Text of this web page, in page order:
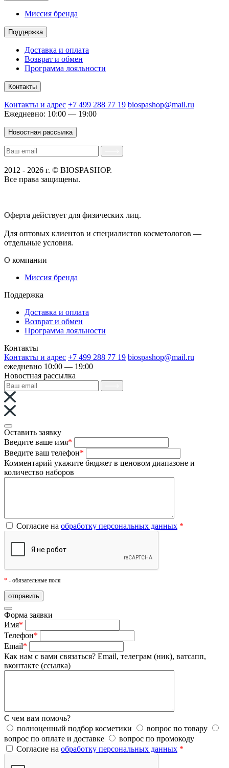
Миссия бренда
Поддержка
Доставка и оплата
Возврат и обмен
Программа лояльности
Контакты
Контакты и адрес +7 499 288 77 19 biospashop@mail.ru
Ежедневно: 10:00 — 19:00
Новостная рассылка
2012 - 2026 г. © BIOSPASHOP.
Все права защищены.
Оферта действует для физических лиц.
Для оптовых клиентов и специалистов косметологов —
отдельные условия.
О компании
Миссия бренда
Поддержка
Доставка и оплата
Возврат и обмен
Программа лояльности
Контакты
Контакты и адрес +7 499 288 77 19 biospashop@mail.ru
ежедневно 10:00 — 19:00
Новостная рассылка
Оставить заявку
Введите ваше имя*
Введите ваш телефон*
Комментарий укажите бюджет в ценовом диапазоне и
количество наборов
Согласие на обработку персональных данных *
* - обязательные поля
Форма заявки
Имя*
Телефон*
Email*
Как нам с вами связаться? Email, телеграм (ник), ватсапп,
вконтакте (ссылка)
С чем вам помочь?
полноценный подбор косметики
вопрос по товару
вопрос по оплате и доставке
вопрос по промокоду
Согласие на обработку персональных данных *